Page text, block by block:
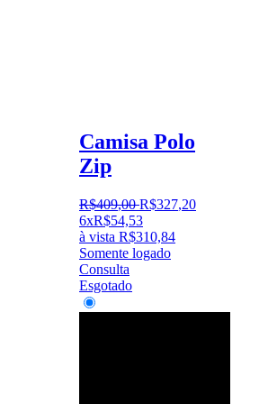
Camisa Polo
Zip
R$409,00 R$327,20
6xR$54,53
à vista R$310,84
Somente logado
Consulta
Esgotado